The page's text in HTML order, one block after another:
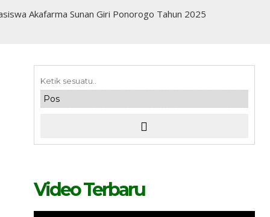
Akafarma Sunan Giri Ponorogo Tahun 2025
Video Terbaru